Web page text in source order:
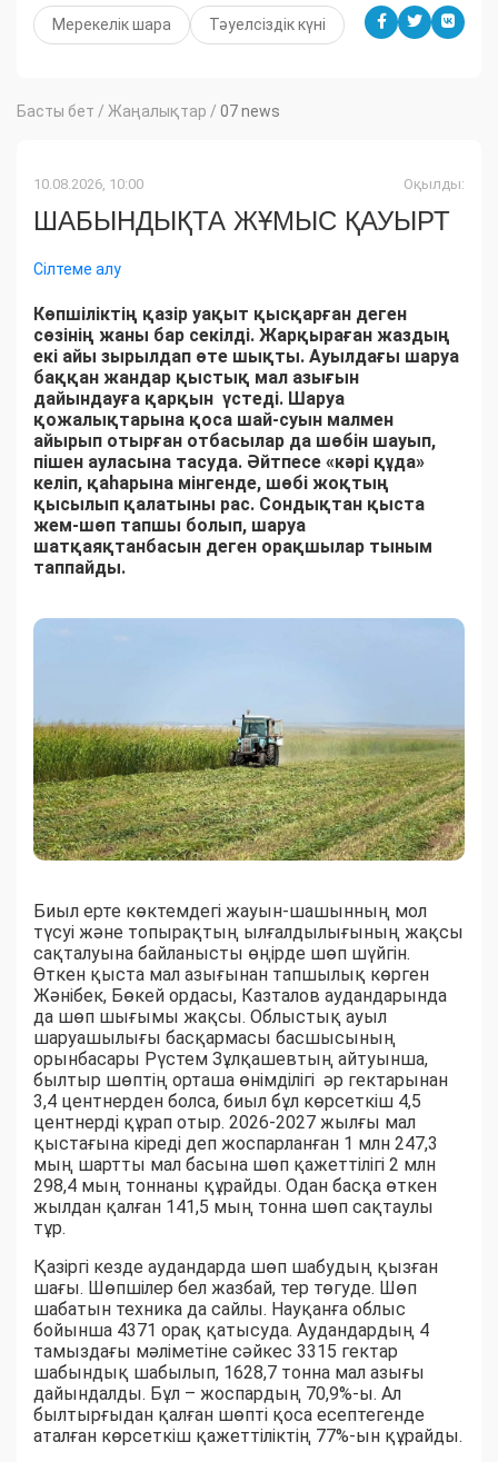
Мерекелік шара Тәуелсіздік күні
Басты бет / Жаңалықтар / 07 news
10.08.2026, 10:00 Оқылды:
ШАБЫНДЫҚТА ЖҰМЫС ҚАУЫРТ
Сілтеме алу
Көпшіліктің қазір уақыт қысқарған деген
сөзінің жаны бар секілді. Жарқыраған жаздың
екі айы зырылдап өте шықты. Ауылдағы шаруа
баққан жандар қыстық мал азығын
дайындауға қарқын үстеді. Шаруа
қожалықтарына қоса шай-суын малмен
айырып отырған отбасылар да шөбін шауып,
пішен ауласына тасуда. Әйтпесе «кәрі құда»
келіп, қаһарына мінгенде, шөбі жоқтың
қысылып қалатыны рас. Сондықтан қыста
жем-шөп тапшы болып, шаруа
шатқаяқтанбасын деген орақшылар тыным
таппайды.
Биыл ерте көктемдегі жауын-шашынның мол
түсуі және топырақтың ылғалдылығының жақсы
сақталуына байланысты өңірде шөп шүйгін.
Өткен қыста мал азығынан тапшылық көрген
Жәнібек, Бөкей ордасы, Казталов аудандарында
да шөп шығымы жақсы. Облыстық ауыл
шаруашылығы басқармасы басшысының
орынбасары Рүстем Зұлқашевтың айтуынша,
былтыр шөптің орташа өнімділігі әр гектарынан
3,4 центнерден болса, биыл бұл көрсеткіш 4,5
центнерді құрап отыр. 2026-2027 жылғы мал
қыстағына кіреді деп жоспарланған 1 млн 247,3
мың шартты мал басына шөп қажеттілігі 2 млн
298,4 мың тоннаны құрайды. Одан басқа өткен
жылдан қалған 141,5 мың тонна шөп сақтаулы
тұр.
Қазіргі кезде аудандарда шөп шабудың қызған
шағы. Шөпшілер бел жазбай, тер төгуде. Шөп
шабатын техника да сайлы. Науқанға облыс
бойынша 4371 орақ қатысуда. Аудандардың 4
тамыздағы мәліметіне сәйкес 3315 гектар
шабындық шабылып, 1628,7 тонна мал азығы
дайындалды. Бұл – жоспардың 70,9%-ы. Ал
былтырғыдан қалған шөпті қоса есептегенде
аталған көрсеткіш қажеттіліктің 77%-ын құрайды.